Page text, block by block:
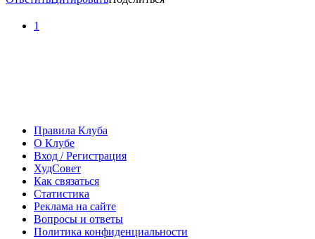
1
Правила Клуба
О Клубе
Вход / Регистрация
ХудСовет
Как связаться
Статистика
Реклама на сайте
Вопросы и ответы
Политика конфиденциальности